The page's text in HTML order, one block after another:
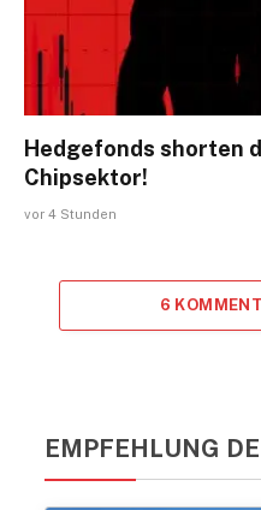
Hedgefonds shorten
Chipsektor!
vor 4 Stunden
6
EMPFEHLUNG